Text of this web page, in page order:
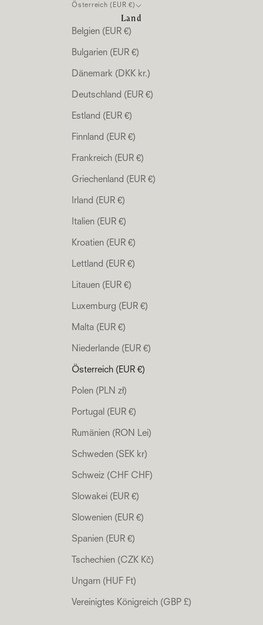
Österreich (EUR €)
Land
Belgien (EUR €)
Bulgarien (EUR €)
Dänemark (DKK kr.)
Deutschland (EUR €)
Estland (EUR €)
Finnland (EUR €)
Frankreich (EUR €)
Griechenland (EUR €)
Irland (EUR €)
Italien (EUR €)
Kroatien (EUR €)
Lettland (EUR €)
Litauen (EUR €)
Luxemburg (EUR €)
Malta (EUR €)
Niederlande (EUR €)
Österreich (EUR €)
Polen (PLN zł)
Portugal (EUR €)
Rumänien (RON Lei)
Schweden (SEK kr)
Schweiz (CHF CHF)
Slowakei (EUR €)
Slowenien (EUR €)
Spanien (EUR €)
Tschechien (CZK Kč)
Ungarn (HUF Ft)
Vereinigtes Königreich (GBP £)